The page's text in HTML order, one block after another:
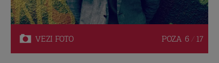
VEZI FOTO POZA 6 / 17